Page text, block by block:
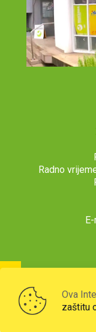
Radno
Ova
zaštitu